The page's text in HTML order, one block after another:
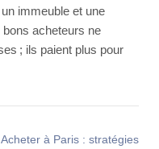
immeuble et une
acheteurs ne
; ils paient plus pour
Acheter à Paris : stratégies